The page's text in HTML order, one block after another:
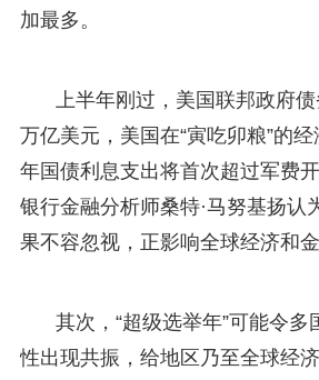
加最多。
上半年刚过，美国联邦政府
万亿美元，美国在“寅吃卯粮”的
年国债利息支出将首次超过军费
银行金融分析师桑特·马努基扬认
果不容忽视，正影响全球经济和金
其次，“超级选举年”可能令多
性出现共振，给地区乃至全球经